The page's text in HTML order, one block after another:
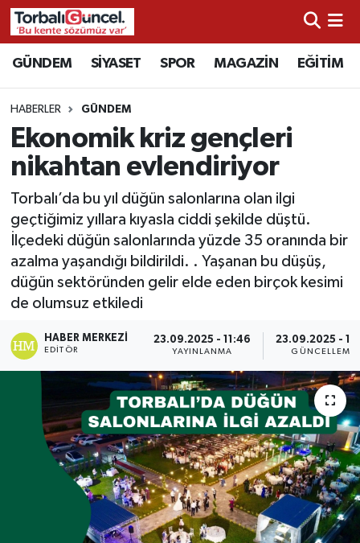
GÜNDEM SİYASET SPOR MAGAZİN EĞİTİM
HABERLER GÜNDEM
Ekonomik kriz gençleri
nikahtan evlendiriyor
Torbalı’da bu yıl düğün salonlarına olan ilgi
geçtiğimiz yıllara kıyasla ciddi şekilde düştü.
İlçedeki düğün salonlarında yüzde 35 oranında bir
azalma yaşandığı bildirildi. . Yaşanan bu düşüş,
düğün sektöründen gelir elde eden birçok kesimi
de olumsuz etkiledi
HABER MERKEZI
EDITÖR
23.09.2025 - 11:46
YAYINLANMA
23.09.2025 -
GÜNCELLEME
İzmir Nöbetçi Eczaneler
İzmir Hava Durumu
İzmir Namaz Vakitleri
Süper Lig Puan Durumu ve Fikstür
Tüm Manşetler
Son Dakika Haberleri
Haber Arşivi